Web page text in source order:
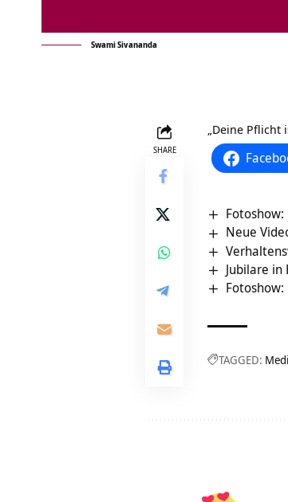
Swami Sivananda
SHARE
„Deine Pflicht
Neue
Jubilare in
TAGGED: